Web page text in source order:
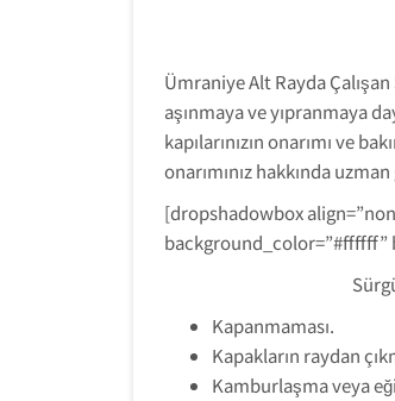
Ümraniye Alt Rayda
aşınmaya ve yıpranmaya
kapılarınızın onarımı ve
onarımınız hakkında
[dropshadowbox
background_color=”#ffffff”
Kapanmaması.
Kapakların raydan
Kamburlaşma veya